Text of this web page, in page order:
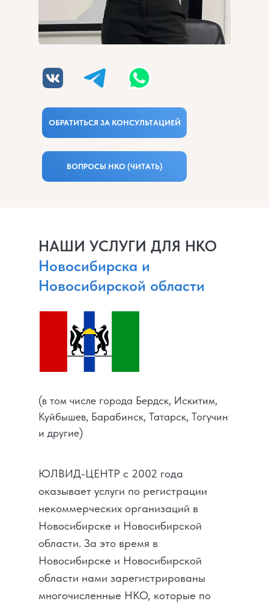
ОБРАТИТЬСЯ ЗА КОНСУЛЬТАЦИЕЙ
ВОПРОСЫ НКО (ЧИТАТЬ)
НАШИ УСЛУГИ ДЛЯ НКО
Новосибирска и
Новосибирской области
(в том числе города Бердск, Искитим,
Куйбышев, Барабинск, Татарск, Тогучин
и другие)
ЮЛВИД-ЦЕНТР с 2002 года
оказывает услуги по регистрации
некоммерческих организаций в
Новосибирске и Новосибирской
области. За это время в
Новосибирске и Новосибирской
области нами зарегистрированы
многочисленные НКО, которые по